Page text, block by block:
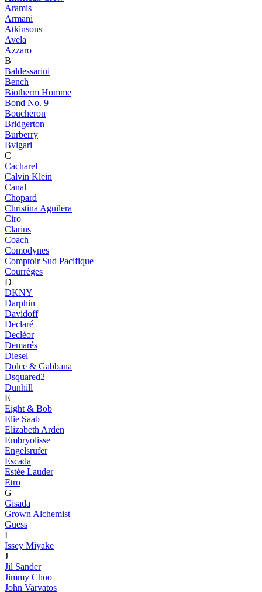
Aramis
Armani
Atkinsons
Avela
Azzaro
B
Baldessarini
Bench
Biotherm Homme
Bond No. 9
Boucheron
Bridgerton
Burberry
Bvlgari
C
Cacharel
Calvin Klein
Canal
Chopard
Christina Aguilera
Ciro
Clarins
Coach
Comodynes
Comptoir Sud Pacifique
Courrèges
D
DKNY
Darphin
Davidoff
Declaré
Decléor
Demarés
Diesel
Dolce & Gabbana
Dsquared2
Dunhill
E
Eight & Bob
Elie Saab
Elizabeth Arden
Embryolisse
Engelsrufer
Escada
Estée Lauder
Etro
G
Gisada
Grown Alchemist
Guess
I
Issey Miyake
J
Jil Sander
Jimmy Choo
John Varvatos